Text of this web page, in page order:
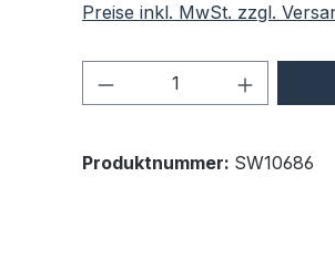
Preise inkl. MwSt. zzgl.
Produkt Anzahl:
Produktnummer: SW10686